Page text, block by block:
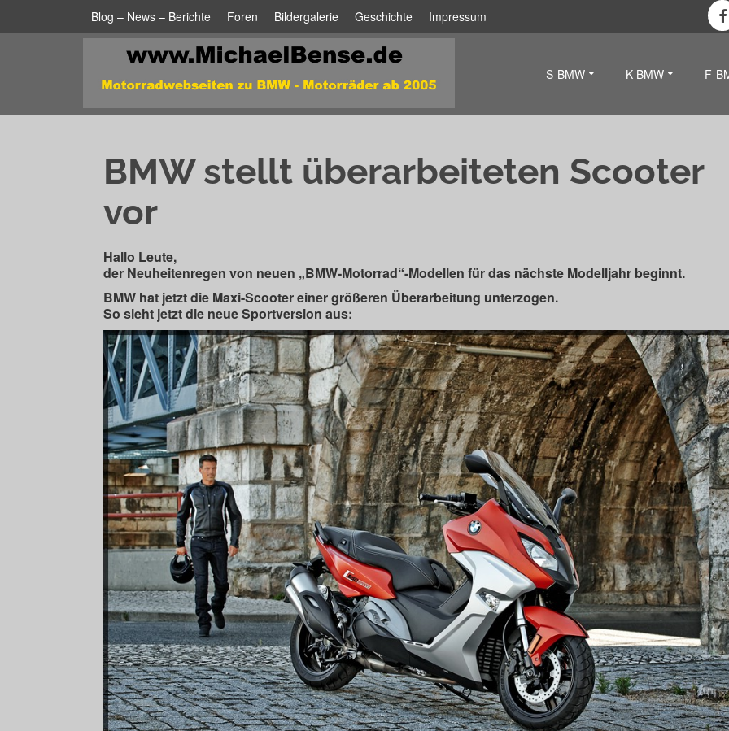
Blog – News – Berichte Foren Bildergalerie Geschichte Impressum
S-BMW K-BMW F-
BMW stellt überarbeiteten Scooter
vor
Hallo Leute,
der Neuheitenregen von neuen „BMW-Motorrad“-Modellen für das nächste Modelljahr beginnt.
BMW hat jetzt die Maxi-Scooter einer größeren Überarbeitung unterzogen.
So sieht jetzt die neue Sportversion aus: